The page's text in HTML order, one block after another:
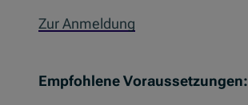
Zur Anmeldung
Empfohlene Voraussetzungen: